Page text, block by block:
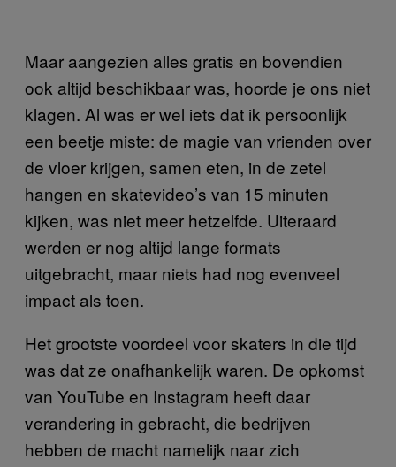
Maar aangezien alles gratis en bovendien
ook altijd beschikbaar was, hoorde je ons niet
klagen. Al was er wel iets dat ik persoonlijk
een beetje miste: de magie van vrienden over
de vloer krijgen, samen eten, in de zetel
hangen en skatevideo’s van 15 minuten
kijken, was niet meer hetzelfde. Uiteraard
werden er nog altijd lange formats
uitgebracht, maar niets had nog evenveel
impact als toen.
Het grootste voordeel voor skaters in die tijd
was dat ze onafhankelijk waren. De opkomst
van YouTube en Instagram heeft daar
verandering in gebracht, die bedrijven
hebben de macht namelijk naar zich